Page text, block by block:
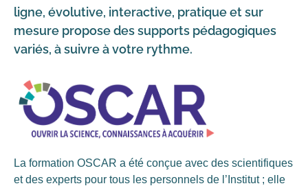
ligne, évolutive, interactive, pratique et sur
mesure propose des supports pédagogiques
variés, à suivre à votre rythme.
La formation OSCAR a été conçue avec des scientifiques
et des experts pour tous les personnels de l’Institut ; elle